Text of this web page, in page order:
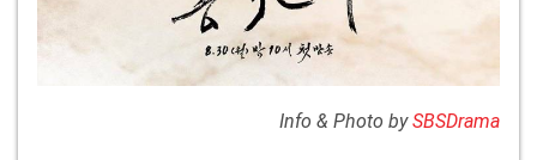
Info & Photo bySBSDrama